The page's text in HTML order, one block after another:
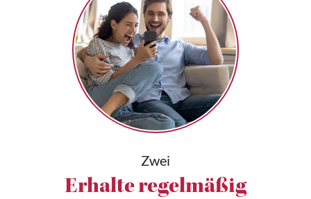
Zwei
Erhalte regelmäßig